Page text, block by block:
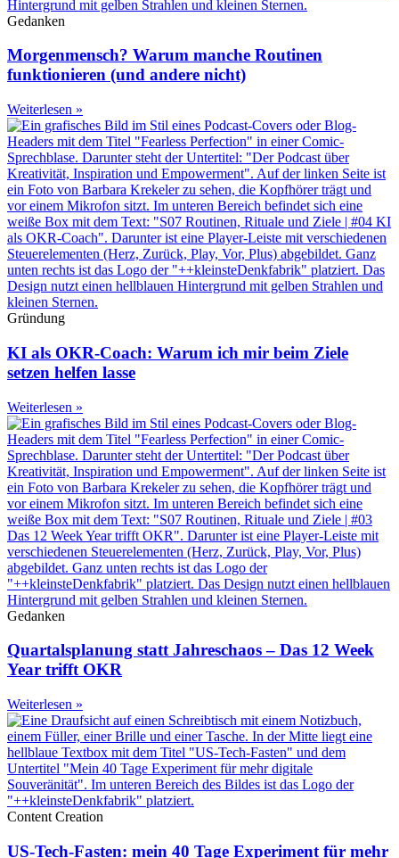
Gedanken
Morgenmensch? Warum manche Routinen
funktionieren (und andere nicht)
Weiterlesen »
Gründung
KI als OKR-Coach: Warum ich mir beim Ziele
setzen helfen lasse
Weiterlesen »
Gedanken
Quartalsplanung statt Jahreschaos – Das 12 Week
Year trifft OKR
Weiterlesen »
Content Creation
US-Tech-Fasten: mein 40 Tage Experiment für mehr